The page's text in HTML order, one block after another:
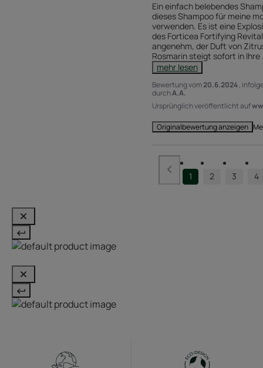
Ein einfach belebendes
dieses Shampoo für meine
verwenden. Es ist eine
des Forticea Fortifying
angenehm, der Duft von
Rosmarin steigt sofort in Ihre
mehr lesen
Bewertung vom20.6.2024,
durchA.A.
Ursprünglich veröffentlicht auf
Originalbewertung anzeigen
1 2 3 4